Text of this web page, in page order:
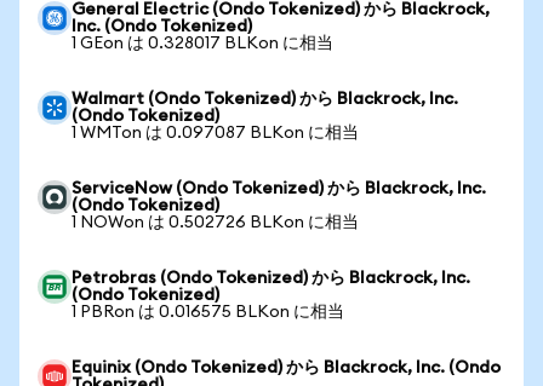
General Electric (Ondo Tokenized) から Blackrock,
Inc. (Ondo Tokenized)
1 GEon は 0.328017 BLKon に相当
Walmart (Ondo Tokenized) から Blackrock, Inc.
(Ondo Tokenized)
1 WMTon は 0.097087 BLKon に相当
ServiceNow (Ondo Tokenized) から Blackrock, Inc.
(Ondo Tokenized)
1 NOWon は 0.502726 BLKon に相当
Petrobras (Ondo Tokenized) から Blackrock, Inc.
(Ondo Tokenized)
1 PBRon は 0.016575 BLKon に相当
Equinix (Ondo Tokenized) から Blackrock, Inc. (Ondo